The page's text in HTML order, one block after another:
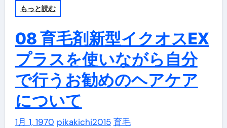
もっと読む
08 育毛剤新型イクオスEX
プラスを使いながら自分
で行うお勧めのヘアケア
について
1月 1, 1970 pikakichi2015 育毛